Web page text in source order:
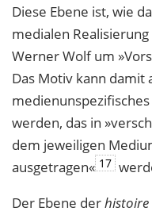
Diese Ebene ist, wie
medialen
Werner Wolf um
Das Motiv kann damit
werden, das in
dem jeweiligen
ausgetragen« 17
Der Ebene derhistoire